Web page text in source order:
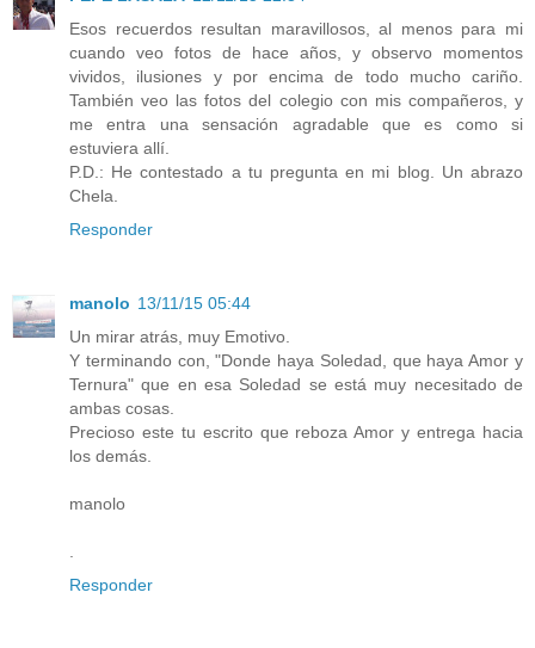
Esos recuerdos resultan maravillosos, al menos para mi
cuando veo fotos de hace años, y observo momentos
vividos, ilusiones y por encima de todo mucho cariño.
También veo las fotos del colegio con mis compañeros, y
me entra una sensación agradable que es como si
estuviera allí.
P.D.: He contestado a tu pregunta en mi blog. Un abrazo
Chela.
Responder
manolo 13/11/15 05:44
Un mirar atrás, muy Emotivo.
Y terminando con, "Donde haya Soledad, que haya Amor y
Ternura" que en esa Soledad se está muy necesitado de
ambas cosas.
Precioso este tu escrito que reboza Amor y entrega hacia
los demás.
manolo
Responder